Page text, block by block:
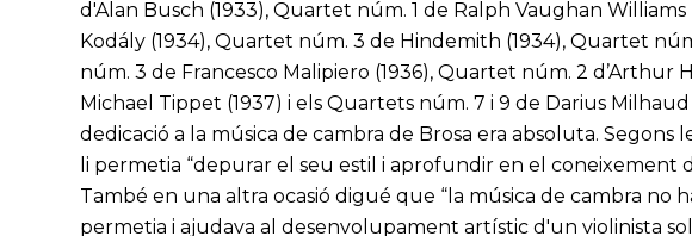
d'Alan Busch (1933), Quartet núm. 1 de Ralph Vaughan
Kodály (1934), Quartet núm. 3 de Hindemith (1934), Quartet
núm. 3 de Francesco Malipiero (1936), Quartet núm. 2 d’Arthur
Michael Tippet (1937) i els Quartets núm. 7 i 9 de Darius Milhaud
dedicació a la música de cambra de Brosa era absoluta. Segons
li permetia “depurar el seu estil i aprofundir en el coneixement
També en una altra ocasió digué que “la música de cambra no
permetia i ajudava al desenvolupament artístic d'un violinista